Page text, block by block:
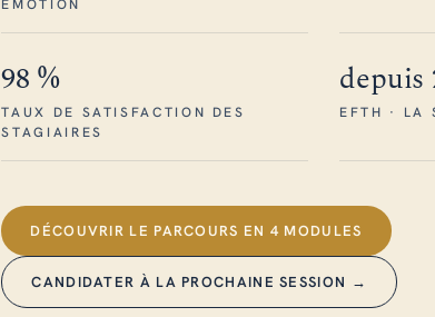
ÉMOTION
98 %
TAUX DE SATISFACTION DES
STAGIAIRES
depuis
EFTH · LA
DÉCOUVRIR LE PARCOURS EN 4 MODULES
CANDIDATER À LA PROCHAINE SESSION →